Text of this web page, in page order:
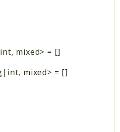
mixed> = []
mixed> = []